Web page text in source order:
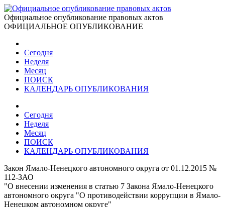
Официальное опубликование правовых актов
ОФИЦИАЛЬНОЕ ОПУБЛИКОВАНИЕ
Сегодня
Неделя
Месяц
ПОИСК
КАЛЕНДАРЬ ОПУБЛИКОВАНИЯ
Сегодня
Неделя
Месяц
ПОИСК
КАЛЕНДАРЬ ОПУБЛИКОВАНИЯ
Закон Ямало-Ненецкого автономного округа от 01.12.2015 №
112-ЗАО
"О внесении изменения в статью 7 Закона Ямало-Ненецкого
автономного округа "О противодействии коррупции в Ямало-
Ненецком автономном округе"